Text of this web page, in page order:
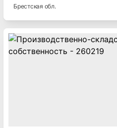
Брестская обл.